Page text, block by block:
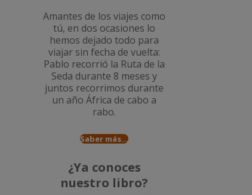
Amantes de los viajes como
tú, en dos ocasiones lo
hemos dejado todo para
viajar sin fecha de vuelta:
Pablo recorrió la Ruta de la
Seda durante 8 meses y
juntos recorrimos durante
un añoÁfrica de cabo a
rabo.
Saber más...
¿Ya conoces
nuestro libro?